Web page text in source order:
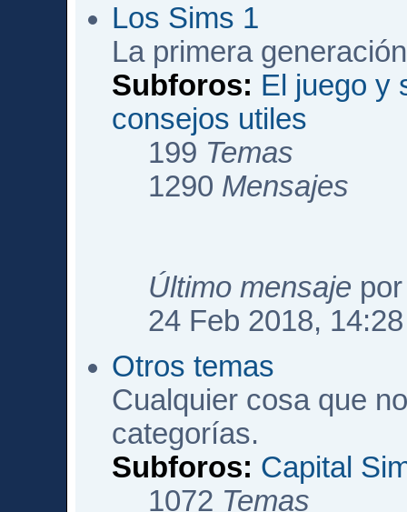
Los Sims 1
La primera
Subforos: El juego y
consejos utiles
199 Temas
1290 Mensajes
Último mensaje
24 Feb 2018, 14:28
Otros temas
Cualquier cosa que
categorías.
Subforos: Capital
1072 Temas